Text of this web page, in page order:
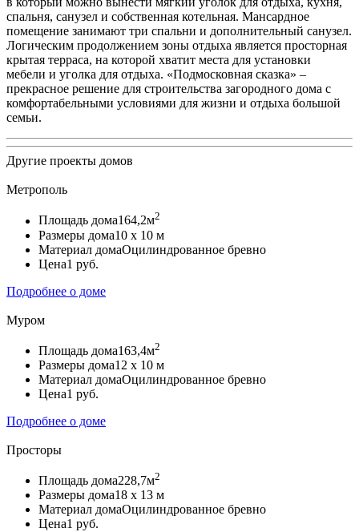
спальня, санузел и собственная котельная. Мансардное
помещение занимают три спальни и дополнительный санузел.
Логическим продолжением зоны отдыха является просторная
крытая терраса, на которой хватит места для установки
мебели и уголка для отдыха. «Подмосковная сказка» –
прекрасное решение для строительства загородного дома с
комфортабельными условиями для жизни и отдыха большой
семьи.
Другие проекты домов
Метрополь
Площадь дома164,2м2
Размеры дома10 х 10 м
Материал домаОцилиндрованное бревно
Цена1 руб.
Подробнее о доме
Муром
Площадь дома163,4м2
Размеры дома12 х 10 м
Материал домаОцилиндрованное бревно
Цена1 руб.
Подробнее о доме
Просторы
Площадь дома228,7м2
Размеры дома18 х 13 м
Материал домаОцилиндрованное бревно
Цена1 руб.